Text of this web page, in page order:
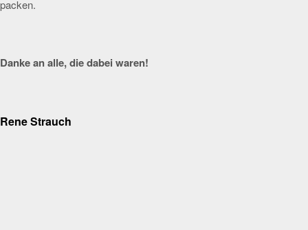
packen.
Danke an alle, die dabei waren!
Rene Strauch